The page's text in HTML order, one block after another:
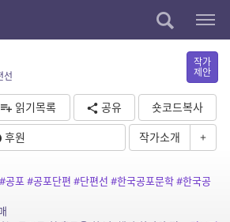
선
작가
제안
읽기목록 공유
숏코드복사
후원
작가소개 +
#공포#공포단편 #단편선 #한국공포문학#한국공